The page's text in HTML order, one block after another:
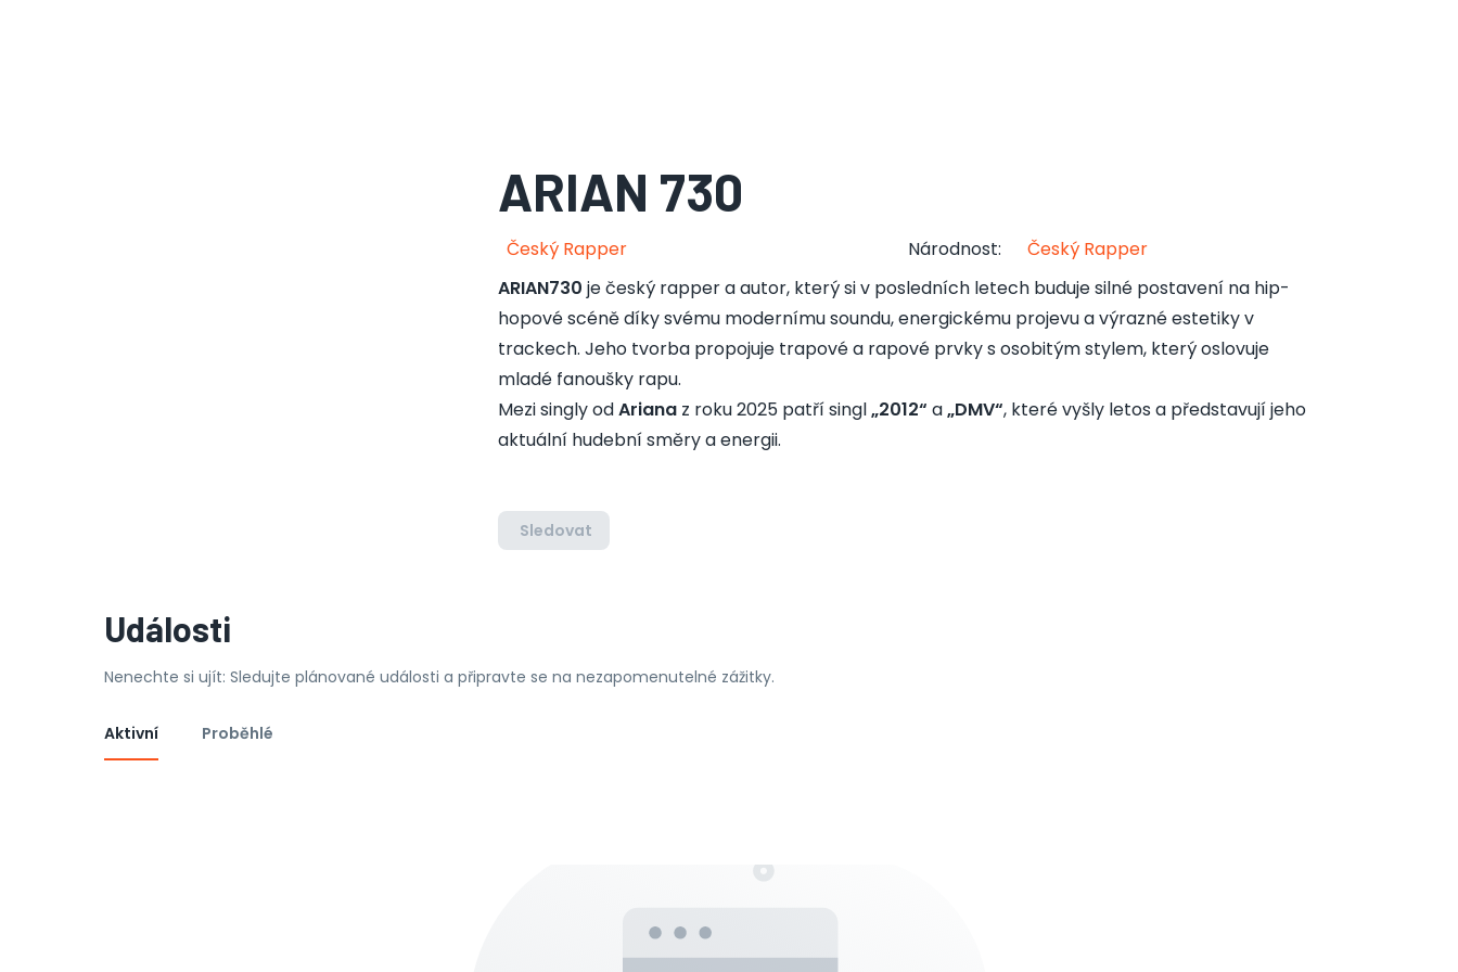
ARIAN 730
Český Rapper Národnost:
Český Rapper
ARIAN730 je český rapper a autor, který si v posledních letech buduje silné postavení na hip-
hopové scéně díky svému modernímu soundu, energickému projevu a výrazné estetiky v
trackech. Jeho tvorba propojuje trapové a rapové prvky s osobitým stylem, který oslovuje
mladé fanoušky rapu.
Mezi singly odAriana z roku 2025 patří singl„2012“ a„DMV“, které vyšly letos a představují jeho
aktuální hudební směry a energii.
Sledovat
Události
Nenechte si ujít: Sledujte plánované události a připravte se na nezapomenutelné zážitky.
Aktivní Proběhlé